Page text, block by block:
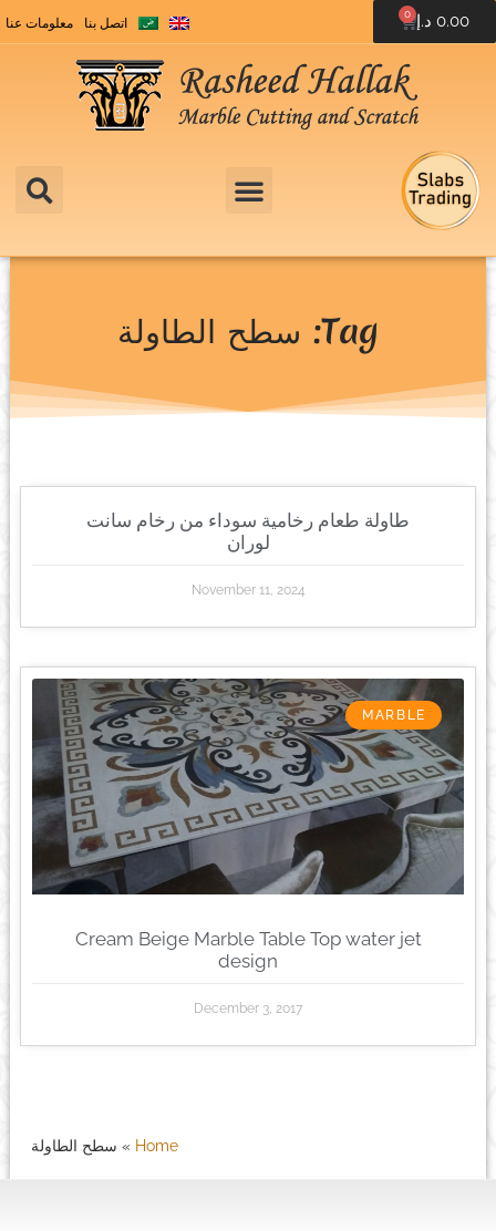
0.00 د.إ 0
اتصل بنا معلومات عنا
Tag: سطح الطاولة
طاولة طعام رخامية سوداء من رخام سانت
لوران
November 11, 2024
MARBLE
Cream Beige Marble Table Top water jet
design
December 3, 2017
Home
» سطح الطاولة